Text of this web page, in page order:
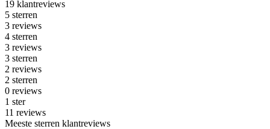
19 klantreviews
5 sterren
3 reviews
4 sterren
3 reviews
3 sterren
2 reviews
2 sterren
0 reviews
1 ster
11 reviews
Meeste sterren klantreviews